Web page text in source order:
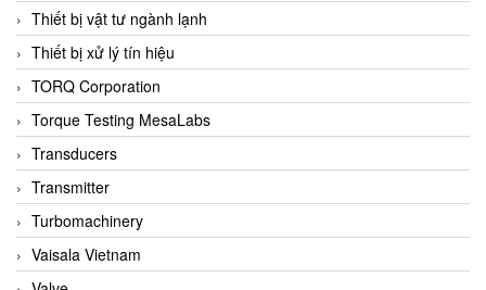
Comat Releco
Comax
COMETECH VietNam
COMFILE Technology
Conch
Conductix/ WAMPFLER
Contrec
Contrinex
Control Solution Minesota
Thiết bị vật tư ngành lạnh
Thiết bị xử lý tín hiệu
TORQ Corporation
Torque Testing MesaLabs
Transducers
Transmitter
Turbomachinery
Vaisala Vietnam